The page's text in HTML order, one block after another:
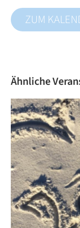
ZUM
Ähnliche